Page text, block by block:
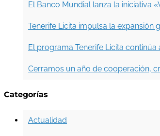
El Banco Mundial lanza la iniciativa
Tenerife Licita impulsa la expansión
El programa Tenerife Licita
Cerramos un año de cooperación,
Categorías
Actualidad